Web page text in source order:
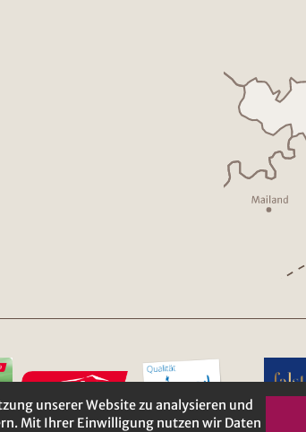
unserer Website zu analysieren und
Mit Ihrer Einwilligung nutzen wir Daten